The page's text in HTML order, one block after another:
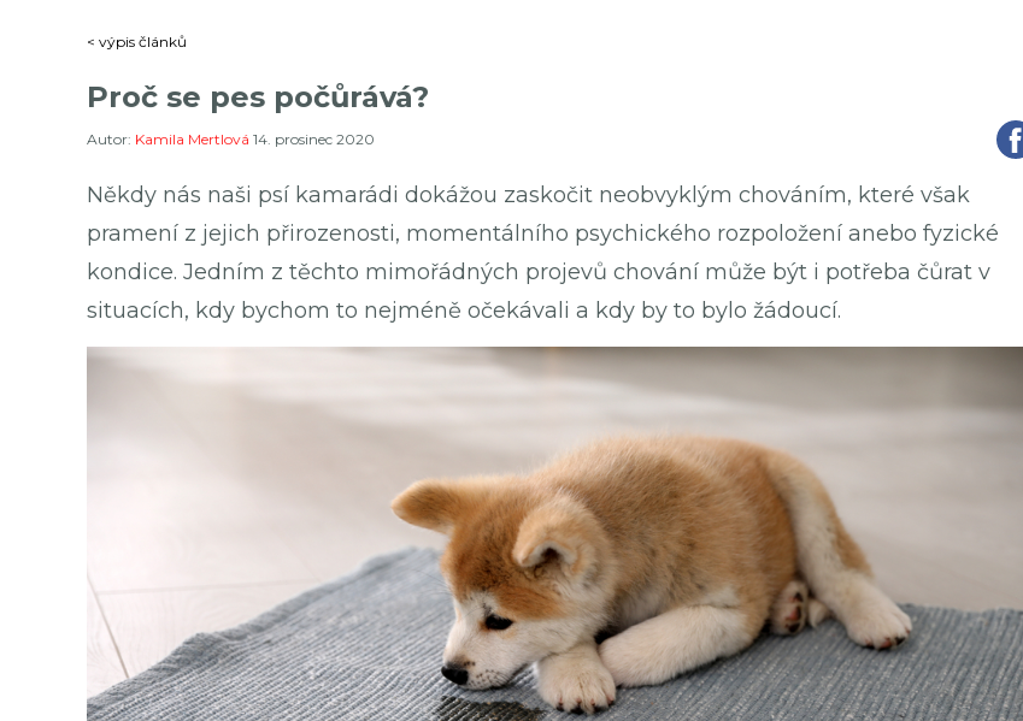
< výpis článků
Proč se pes počůrává?
Autor: Kamila Mertlová 14. prosinec 2020
Někdy nás naši psí kamarádi dokážou zaskočit neobvyklým chováním, které však
pramení z jejich přirozenosti, momentálního psychického rozpoložení anebo fyzické
kondice. Jedním z těchto mimořádných projevů chování může být i potřeba čůrat v
situacích, kdy bychom to nejméně očekávali a kdy by to bylo žádoucí.